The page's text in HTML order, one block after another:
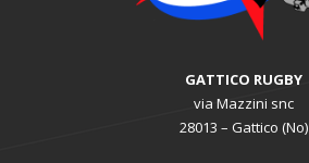
GATTICO RUGBY
via Mazzini snc
28013 – Gattico (No)